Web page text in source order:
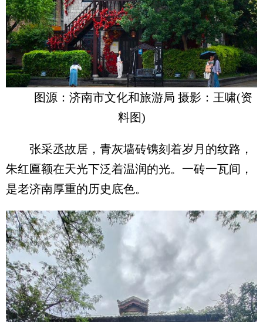
图源：济南市文化和旅游局 摄影：王啸(资
料图)
张采丞故居，青灰墙砖镌刻着岁月的纹路，
朱红匾额在天光下泛着温润的光。一砖一瓦间，
是老济南厚重的历史底色。